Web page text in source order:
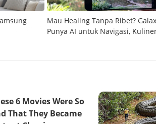
Mau Healing Tanpa Ribet?
Punya AI untuk Navigasi,